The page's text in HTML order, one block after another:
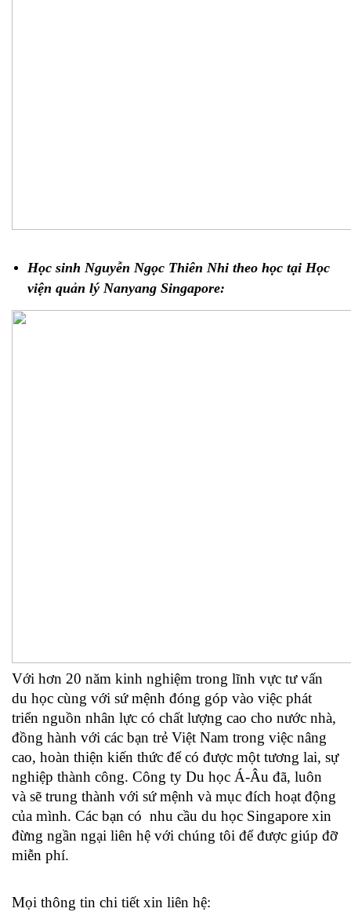
Học sinh Nguyễn Ngọc Thiên Nhi theo học tại Học
viện quản lý Nanyang Singapore:
Với hơn 20 năm kinh nghiệm trong lĩnh vực tư vấn
du học cùng với sứ mệnh đóng góp vào việc phát
triển nguồn nhân lực có chất lượng cao cho nước nhà,
đồng hành với các bạn trẻ Việt Nam trong việc nâng
cao, hoàn thiện kiến thức để có được một tương lai, sự
nghiệp thành công. Công ty Du học Á-Âu đã, luôn
và sẽ trung thành với sứ mệnh và mục đích hoạt động
của mình. Các bạn có  nhu cầu du học Singapore xin
đừng ngần ngại liên hệ với chúng tôi để được giúp đỡ
miễn phí.
Mọi thông tin chi tiết xin liên hệ: